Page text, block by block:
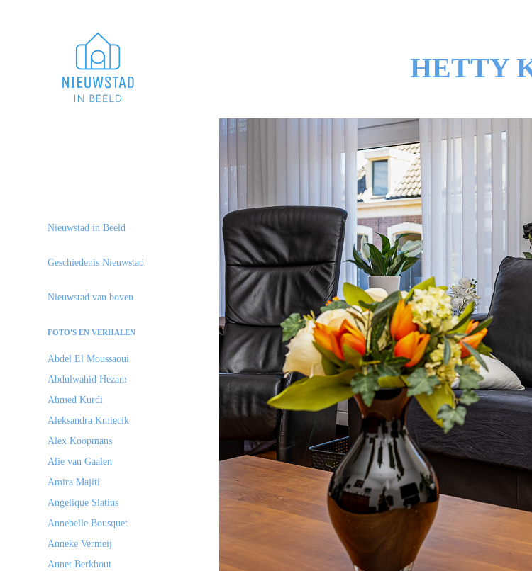
Nieuwstad in Beeld
Geschiedenis Nieuwstad
Nieuwstad van boven
FOTO'S EN VERHALEN
Abdel El Moussaoui
Abdulwahid Hezam
Ahmed Kurdi
Aleksandra Kmiecik
Alex Koopmans
Alie van Gaalen
Amira Majiti
Angelique Slatius
Annebelle Bousquet
Anneke Vermeij
Annet Berkhout
HETTY